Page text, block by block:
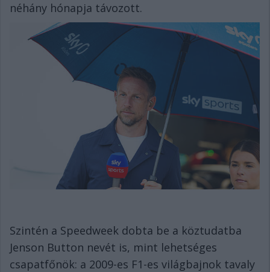
néhány hónapja távozott.
Szintén a Speedweek dobta be a köztudatba
Jenson Button nevét is, mint lehetséges
csapatfőnök: a 2009-es F1-es világbajnok tavaly